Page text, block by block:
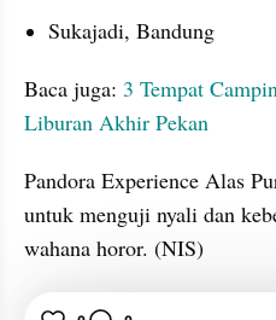
Sukajadi, Bandung
Baca juga: 3 Tempat
Liburan Akhir Pekan
Pandora Experience Alas
untuk menguji nyali dan
wahana horor. (NIS)